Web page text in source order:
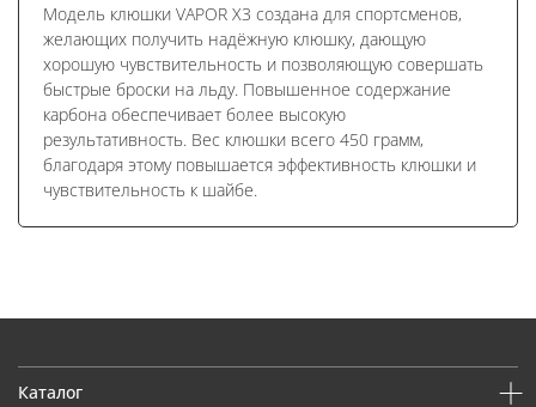
Модель клюшки VAPOR Х3 создана для спортсменов,
желающих получить надёжную клюшку, дающую
хорошую чувствительность и позволяющую совершать
быстрые броски на льду. Повышенное содержание
карбона обеспечивает более высокую
результативность. Вес клюшки всего 450 грамм,
благодаря этому повышается эффективность клюшки и
чувствительность к шайбе.
Каталог